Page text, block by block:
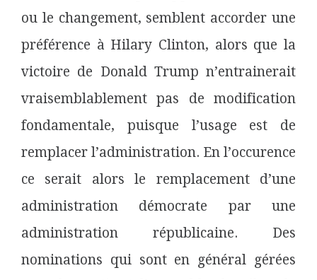
ou le changement, semblent accorder une
préférence à Hilary Clinton, alors que la
victoire de Donald Trump n’entrainerait
vraisemblablement pas de modification
fondamentale, puisque l’usage est de
remplacer l’administration. En l’occurence
ce serait alors le remplacement d’une
administration démocrate par une
administration républicaine. Des
nominations qui sont en général gérées